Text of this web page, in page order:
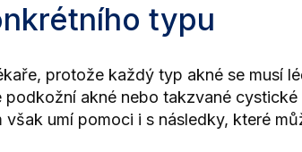
typu
protože každý typ akné se musí
akné nebo takzvané
umí pomoci i s následky, které